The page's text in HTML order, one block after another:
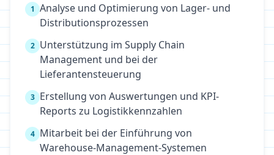
1 Analyse und Optimierung von Lager- und
Distributionsprozessen
2 Unterstützung im Supply Chain
Management und bei der
Lieferantensteuerung
3 Erstellung von Auswertungen und KPI-
Reports zu Logistikkennzahlen
4 Mitarbeit bei der Einführung von
Warehouse-Management-Systemen